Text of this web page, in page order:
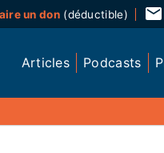
un don(déductible)
Articles Podcasts